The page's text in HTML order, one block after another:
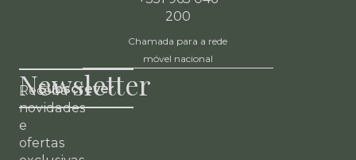
200
Chamada para a rede
móvel nacional
Newsletter
Receba
novidades
e
ofertas
Subscrever